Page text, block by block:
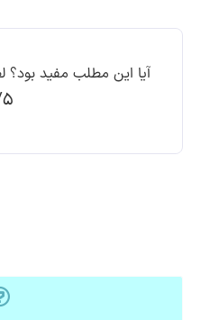
آیا این مطلب مفید بود؟